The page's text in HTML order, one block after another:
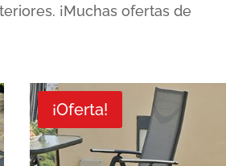
¡Muchas ofertas de
¡Oferta!